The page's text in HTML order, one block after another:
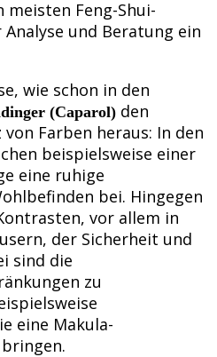
meisten Feng-Shui-
und Beratung ein
wie schon in den
(Caparol) den
Farben heraus: In den
beispielsweise einer
eine ruhige
bei. Hingegen
vor allem in
der Sicherheit und
sind die
zu
eine Makula-